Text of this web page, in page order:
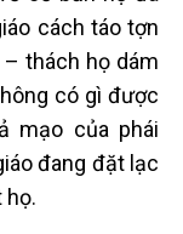
cách táo tợn
thách họ dám
có gì được
mạo của phái
đang đặt lạc
họ.